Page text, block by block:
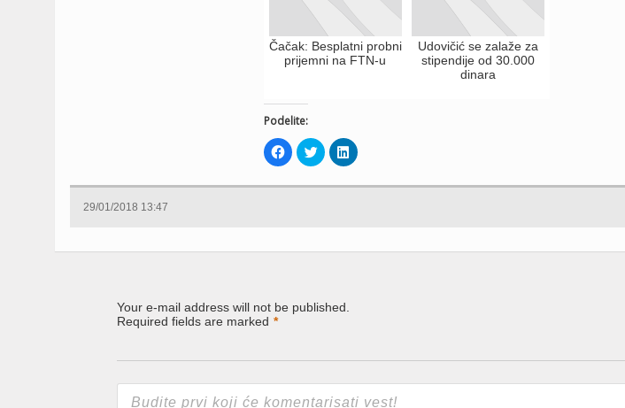
Čačak: Besplatni probni
prijemni na FTN-u
Udovičić se zalaže za
stipendije od 30.000
dinara
Podelite:
Click
to
share
Facebook
Click
to
share
Twitter
Click
to
LinkedIn
29/01/2018 13:47
Your e-mail address will not be published.
Required fields are marked *